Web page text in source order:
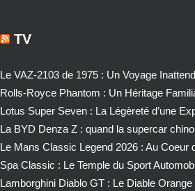
TV
Le VAZ-2103 de 1975 : Un Voyage
Rolls-Royce Phantom : Un Héritage
Lotus Super Seven : La Légèreté d’une
La BYD Denza Z : quand la supercar
Le Mans Classic Legend 2026 : Au Coeur
Spa Classic : Le Temple du Sport
Lamborghini Diablo GT : Le Diable